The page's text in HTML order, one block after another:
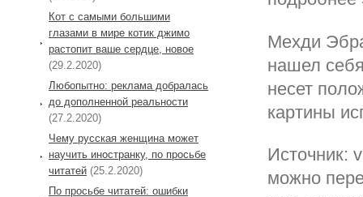
Мехди
нашел
несет
картины
Источник:
можно
Кот с самыми большими
глазами в мире котик джимо
растопит ваше сердце, новое
(29.2.2020)
Любопытно: реклама добралась
до дополненной реальности
(27.2.2020)
Чему русская женщина может
научить иностранку, по просьбе
читатей (25.2.2020)
По просьбе читатей: ошибки